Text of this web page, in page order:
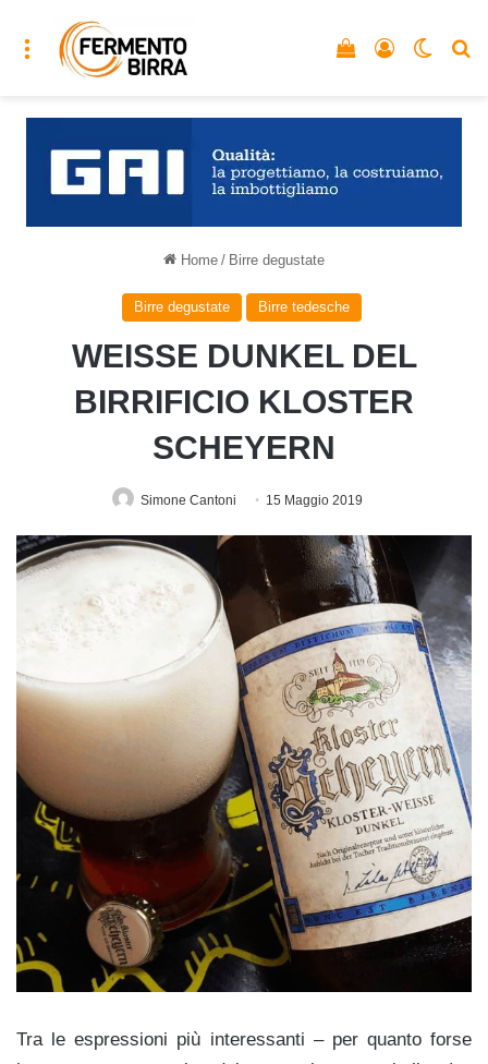
Menu Accedi
Vedi il carrello
Home / Birre degustate
Birre degustate Birre tedesche
WEISSE DUNKEL DEL
BIRRIFICIO KLOSTER
SCHEYERN
Simone Cantoni 15 Maggio 2019
Tra le espressioni più interessanti – per quanto forse